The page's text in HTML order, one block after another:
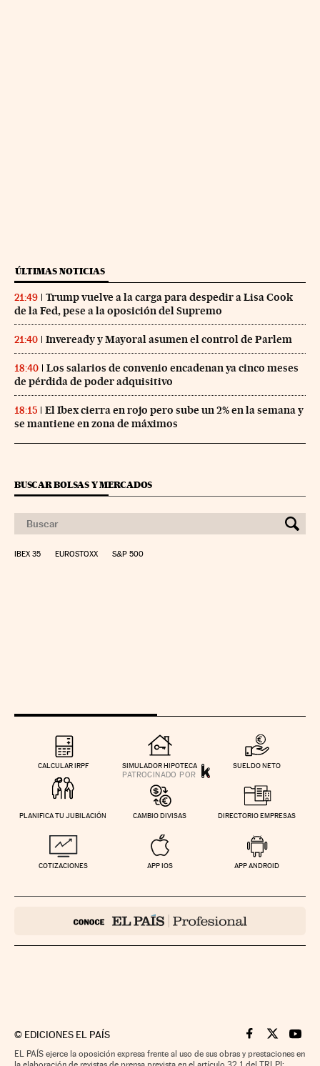
ÚLTIMAS NOTICIAS
21:49
Trump vuelve a la carga para despedir a Lisa Cook
de la Fed, pese a la oposición del Supremo
21:40 Inveready y Mayoral asumen el control de Parlem
18:40
Los salarios de convenio encadenan ya cinco meses
de pérdida de poder adquisitivo
18:15
El Ibex cierra en rojo pero sube un 2% en la semana y
se mantiene en zona de máximos
BUSCAR BOLSAS Y MERCADOS
IBEX 35 EUROSTOXX S&P 500
CALCULAR IRPF SIMULADOR HIPOTECA SUELDO NETO
PLANIFICA TU JUBILACIÓN CAMBIO DIVISAS DIRECTORIO EMPRESAS
COTIZACIONES APP IOS APP ANDROID
© EDICIONES EL PAÍS Cinco Días en
Cinco Días
Cinco
EL PAÍS ejerce la oposición expresa frente al uso de sus obras y prestaciones en